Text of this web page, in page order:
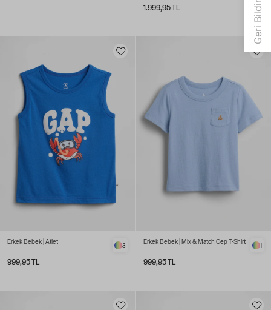
1.999,95 TL
Erkek Bebek | Atlet
999,95 TL
3
Erkek Bebek | Mix & Match Cep T-Shirt
999,95 TL
1